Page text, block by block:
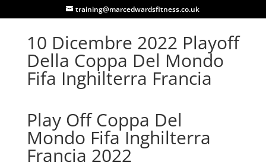
training@marcedwardsfitness.co.uk
10 Dicembre 2022 Playoff
Della Coppa Del Mondo
Fifa Inghilterra Francia
Play Off Coppa Del
Mondo Fifa Inghilterra
Francia 2022